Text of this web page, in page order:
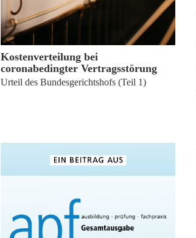
31. März 2023
Kostenverteilung bei
coronabedingter Vertragsstörung
Urteil des Bundesgerichtshofs (Teil 1)